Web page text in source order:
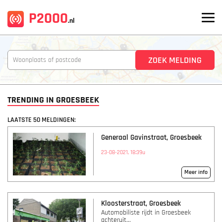
P2000.nl
TRENDING IN GROESBEEK
LAATSTE 50 MELDINGEN:
Generaal Gavinstraat, Groesbeek
23-08-2021, 18:39u
Meer info
Kloosterstraat, Groesbeek
Automobiliste rijdt in Groesbeek